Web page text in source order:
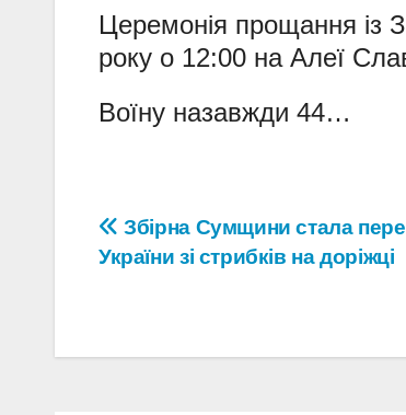
Церемонія прощання із
року о 12:00 на Алеї
Воїну назавжди 44…
Навігація
записів
Збірна Сумщини стала
України зі стрибків на доріжці